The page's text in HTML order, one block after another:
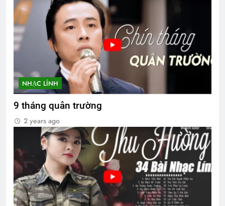
NHẠC LÍNH
9 tháng quân trường
2 years ago